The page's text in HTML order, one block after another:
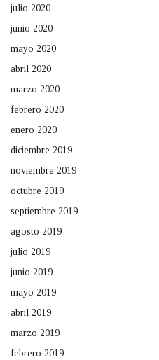
julio 2020
junio 2020
mayo 2020
abril 2020
marzo 2020
febrero 2020
enero 2020
diciembre 2019
noviembre 2019
octubre 2019
septiembre 2019
agosto 2019
julio 2019
junio 2019
mayo 2019
abril 2019
marzo 2019
febrero 2019